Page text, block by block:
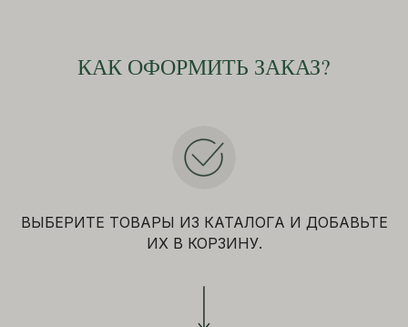
КАК ОФОРМИТЬ ЗАКАЗ?
ВЫБЕРИТЕ ТОВАРЫ ИЗ КАТАЛОГА И ДОБАВЬТЕ
ИХ В КОРЗИНУ.